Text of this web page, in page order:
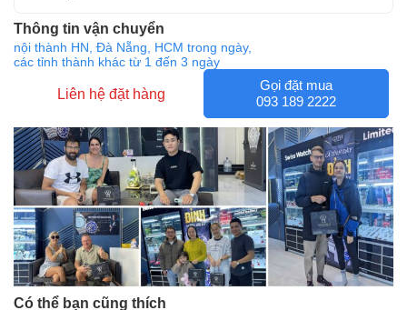
Thông tin vận chuyển
nội thành HN, Đà Nẵng, HCM trong ngày,
các tỉnh thành khác từ 1 đến 3 ngày
Liên hệ đặt hàng
Gọi đặt mua
093 189 2222
Có thể bạn cũng thích